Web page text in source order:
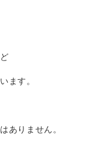
ます。
ありません。